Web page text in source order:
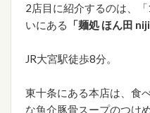
2店目に紹介するのは、
いにある
「麺処 ほん田 niji
JR大宮駅徒歩8分。
東十条にある本店は、食
な魚介豚骨スープのつけめ